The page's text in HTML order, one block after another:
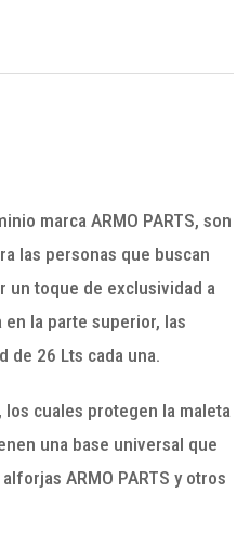
marca ARMO PARTS, son
las personas que buscan
un toque de exclusividad a
la parte superior, las
de 26 Lts cada una.
cuales protegen la maleta
una base universal que
ARMO PARTS y otros